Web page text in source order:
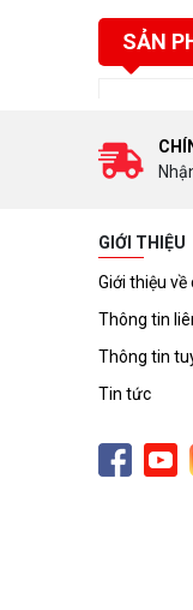
SẢN
GIỚI THIỆU
Giới thiệu về
Thông tin
Thông tin
Tin tức